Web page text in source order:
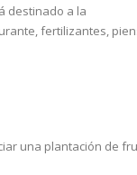
destinado a la
fertilizantes,
una plantación de